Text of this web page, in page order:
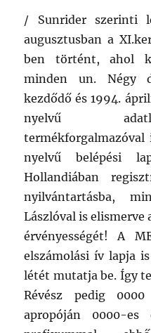
/ Sunrider szerinti
augusztusban a
ben történt, ahol
minden un. Négy
kezdődő és 1994.
nyelvű
termékforgalmazóval
nyelvű belépési
Hollandiában
nyilvántartásba,
Lászlóval is elismerve
érvényességét! A
elszámolási ív lapja
létét mutatja be. Így
Révész pedig
apropóján 0000-